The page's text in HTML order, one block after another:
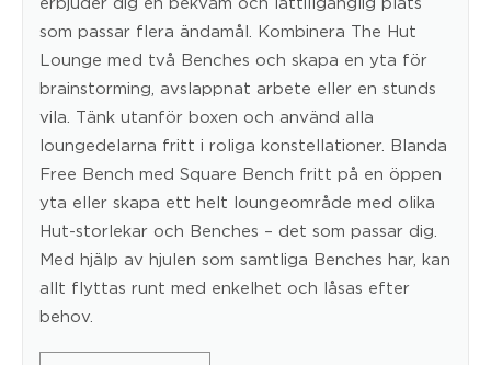
som passar flera ändamål. Kombinera The Hut
Lounge med två Benches och skapa en yta för
brainstorming, avslappnat arbete eller en stunds
vila. Tänk utanför boxen och använd alla
loungedelarna fritt i roliga konstellationer. Blanda
Free Bench med Square Bench fritt på en öppen
yta eller skapa ett helt loungeområde med olika
Hut-storlekar och Benches – det som passar dig.
Med hjälp av hjulen som samtliga Benches har, kan
allt flyttas runt med enkelhet och låsas efter
behov.